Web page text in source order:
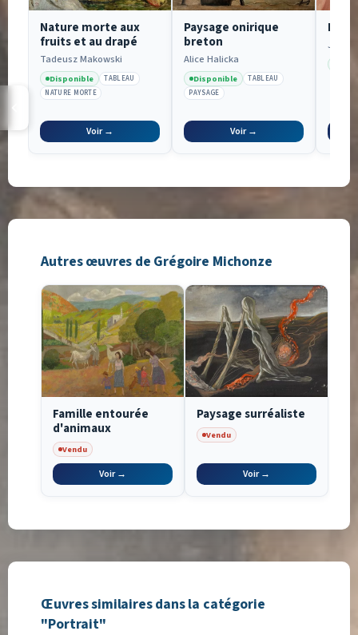
Nature morte aux
fruits et au drapé
Tadeusz Makowski
Disponible
TABLEAU
NATURE MORTE
Voir →
Paysage onirique
breton
Alice Halicka
Disponible
TABLEAU
PAYSAGE
Voir →
Nu
Jacob
Autres œuvres de Grégoire Michonze
Famille entourée
d'animaux
Vendu
Voir →
Paysage surréaliste
Vendu
Voir →
Œuvres similaires dans la catégorie
"Portrait"